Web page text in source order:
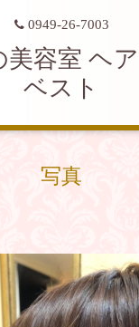
0949-26-7003
美容室 ヘ
ベスト
写真